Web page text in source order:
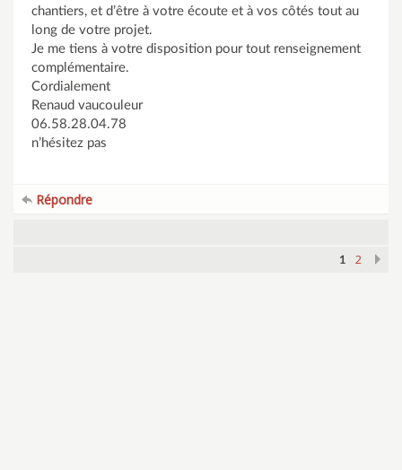
chantiers, et d’être à votre écoute et à vos côtés tout au
long de votre projet.
Je me tiens à votre disposition pour tout renseignement
complémentaire.
Cordialement
Renaud vaucouleur
06.58.28.04.78
n’hésitez pas
Répondre
1 2